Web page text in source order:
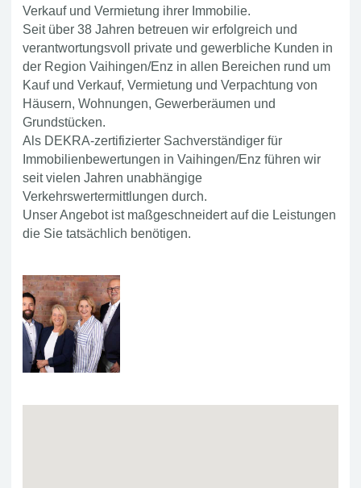
Verkauf und Vermietung ihrer Immobilie.
Seit über 38 Jahren betreuen wir erfolgreich und
verantwortungsvoll private und gewerbliche Kunden in
der Region Vaihingen/Enz in allen Bereichen rund um
Kauf und Verkauf, Vermietung und Verpachtung von
Häusern, Wohnungen, Gewerberäumen und
Grundstücken.
Als DEKRA-zertifizierter Sachverständiger für
Immobilienbewertungen in Vaihingen/Enz führen wir
seit vielen Jahren unabhängige
Verkehrswertermittlungen durch.
Unser Angebot ist maßgeschneidert auf die Leistungen
die Sie tatsächlich benötigen.